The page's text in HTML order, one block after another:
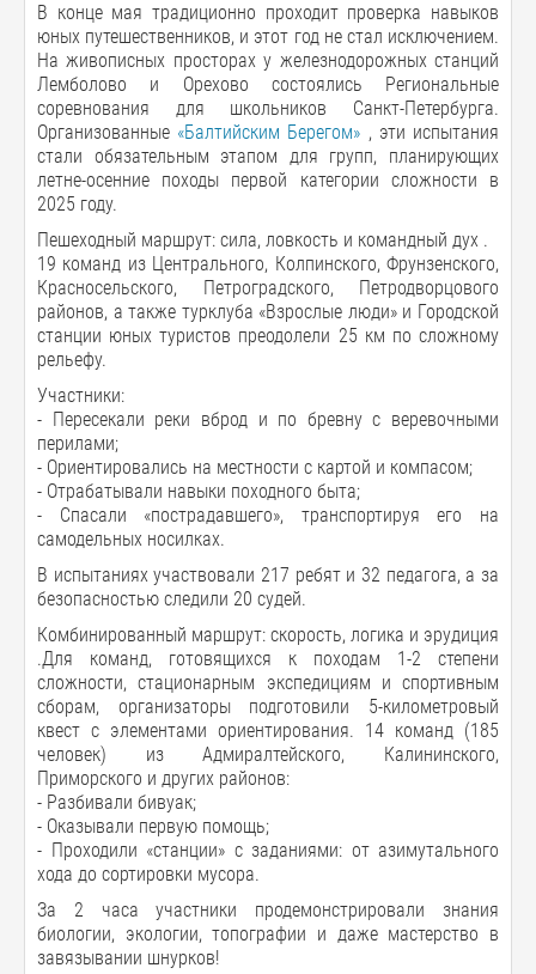
В конце мая традиционно проходит проверка навыков
юных путешественников, и этот год не стал исключением.
На живописных просторах у железнодорожных станций
Лемболово и Орехово состоялись Региональные
соревнования для школьников Санкт-Петербурга.
Организованные «Балтийским Берегом» , эти испытания
стали обязательным этапом для групп, планирующих
летне-осенние походы первой категории сложности в
2025 году.
Пешеходный маршрут: сила, ловкость и командный дух .
19 команд из Центрального, Колпинского, Фрунзенского,
Красносельского, Петроградского, Петродворцового
районов, а также турклуба «Взрослые люди» и Городской
станции юных туристов преодолели 25 км по сложному
рельефу.
Участники:
- Пересекали реки вброд и по бревну с веревочными
перилами;
- Ориентировались на местности с картой и компасом;
- Отрабатывали навыки походного быта;
- Спасали «пострадавшего», транспортируя его на
самодельных носилках.
В испытаниях участвовали 217 ребят и 32 педагога, а за
безопасностью следили 20 судей.
Комбинированный маршрут: скорость, логика и эрудиция
.Для команд, готовящихся к походам 1-2 степени
сложности, стационарным экспедициям и спортивным
сборам, организаторы подготовили 5-километровый
квест с элементами ориентирования. 14 команд (185
человек) из Адмиралтейского, Калининского,
Приморского и других районов:
- Разбивали бивуак;
- Оказывали первую помощь;
- Проходили «станции» с заданиями: от азимутального
хода до сортировки мусора.
За 2 часа участники продемонстрировали знания
биологии, экологии, топографии и даже мастерство в
завязывании шнурков!